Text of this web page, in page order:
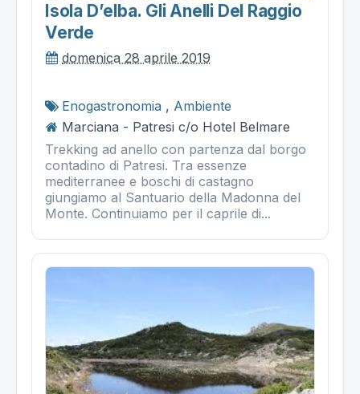
Isola D’elba. Gli Anelli Del Raggio
Verde
domenica 28 aprile 2019
Enogastronomia , Ambiente
Marciana - Patresi c/o Hotel Belmare
Trekking ad anello con partenza dal borgo
contadino di Patresi. Tra essenze
mediterranee e boschi di castagno
giungiamo al Santuario della Madonna del
Monte. Continuiamo per il caprile di...